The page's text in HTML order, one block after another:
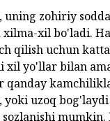
uning zohiriy
xilma-xil bo'ladi.
qilish uchun
xil yo'llar bilan
qanday
yoki uzoq
mumkin.